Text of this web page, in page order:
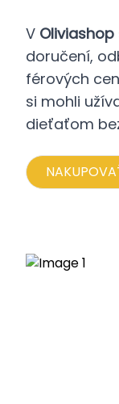
V Oliviashop
doručení,
férových
si mohli
dieťaťom